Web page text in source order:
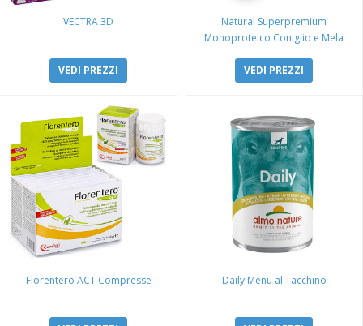
VECTRA 3D
VEDI PREZZI
Natural Superpremium
Monoproteico Coniglio e Mela
VEDI PREZZI
Florentero ACT Compresse Daily Menu al Tacchino